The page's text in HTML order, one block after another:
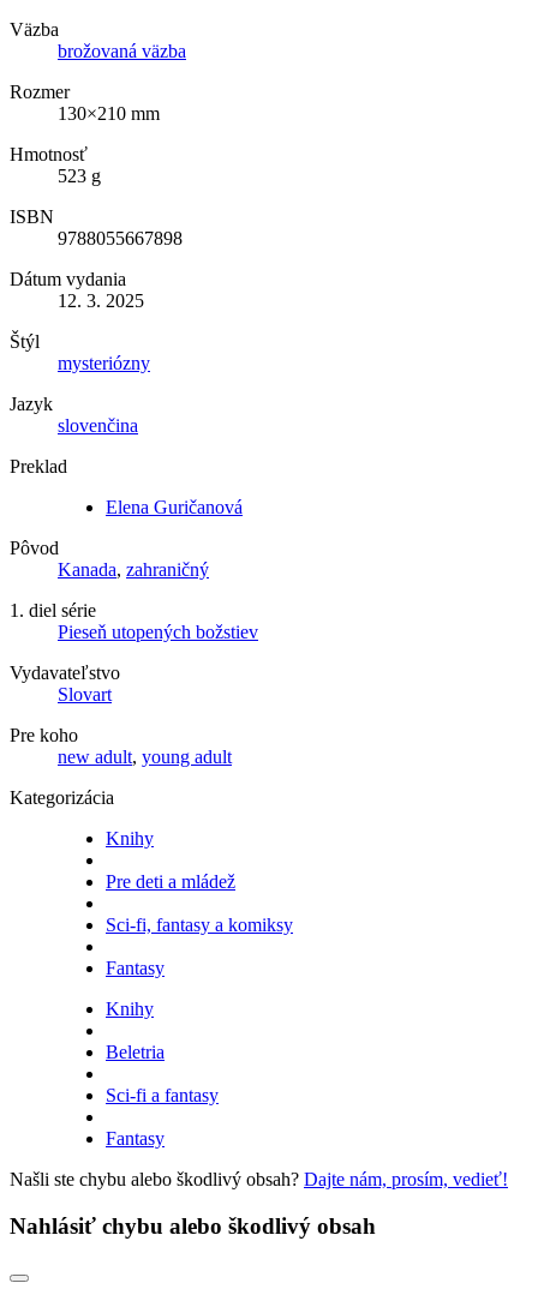
Väzba
brožovaná väzba
Rozmer
130×210 mm
Hmotnosť
523 g
ISBN
9788055667898
Dátum vydania
12. 3. 2025
Štýl
mysteriózny
Jazyk
slovenčina
Preklad
Elena Guričanová
Pôvod
Kanada, zahraničný
1. diel série
Pieseň utopených božstiev
Vydavateľstvo
Slovart
Pre koho
new adult, young adult
Kategorizácia
Knihy
Pre deti a mládež
Sci-fi, fantasy a komiksy
Fantasy
Knihy
Beletria
Sci-fi a fantasy
Fantasy
Našli ste chybu alebo škodlivý obsah? Dajte nám, prosím, vedieť!
Nahlásiť chybu alebo škodlivý obsah